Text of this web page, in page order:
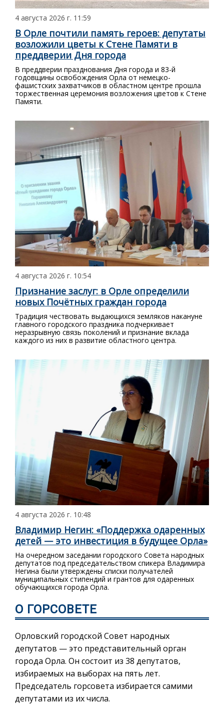
4 августа 2026 г. 11:59
В Орле почтили память героев: депутаты
возложили цветы к Стене Памяти в
преддверии Дня города
В преддверии празднования Дня города и 83-й
годовщины освобождения Орла от немецко-
фашистских захватчиков в областном центре прошла
торжественная церемония возложения цветов к Стене
Памяти.
4 августа 2026 г. 10:54
Признание заслуг: в Орле определили
новых Почётных граждан города
Традиция чествовать выдающихся земляков накануне
главного городского праздника подчеркивает
неразрывную связь поколений и признание вклада
каждого из них в развитие областного центра.
4 августа 2026 г. 10:48
Владимир Негин: «Поддержка одаренных
детей — это инвестиция в будущее Орла»
На очередном заседании городского Совета народных
депутатов под председательством спикера Владимира
Негина были утверждены списки получателей
муниципальных стипендий и грантов для одаренных
обучающихся города Орла.
О ГОРСОВЕТЕ
Орловский городской Совет народных
депутатов — это представительный орган
города Орла. Он состоит из 38 депутатов,
избираемых на выборах на пять лет.
Председатель горсовета избирается самими
депутатами из их числа.